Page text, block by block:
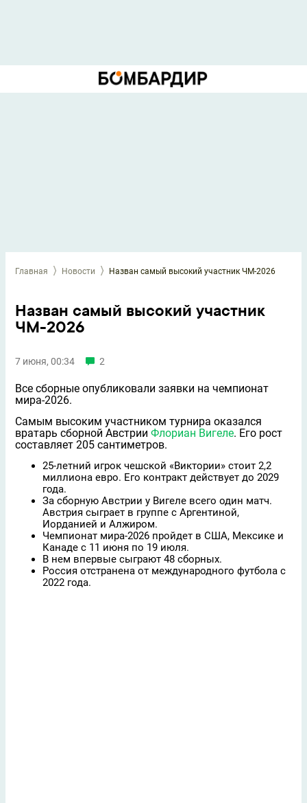
Главная Новости Назван самый высокий участник ЧМ-2026
Назван самый высокий участник
ЧМ-2026
7 июня, 00:34 2
Все сборные опубликовали заявки на чемпионат
мира-2026.
Самым высоким участником турнира оказался
вратарь сборной Австрии Флориан Вигеле. Его рост
составляет 205 сантиметров.
25-летний игрок чешской «Виктории» стоит 2,2
миллиона евро. Его контракт действует до 2029
года.
За сборную Австрии у Вигеле всего один матч.
Австрия сыграет в группе с Аргентиной,
Иорданией и Алжиром.
Чемпионат мира-2026 пройдет в США, Мексике и
Канаде с 11 июня по 19 июля.
В нем впервые сыграют 48 сборных.
Россия отстранена от международного футбола с
2022 года.